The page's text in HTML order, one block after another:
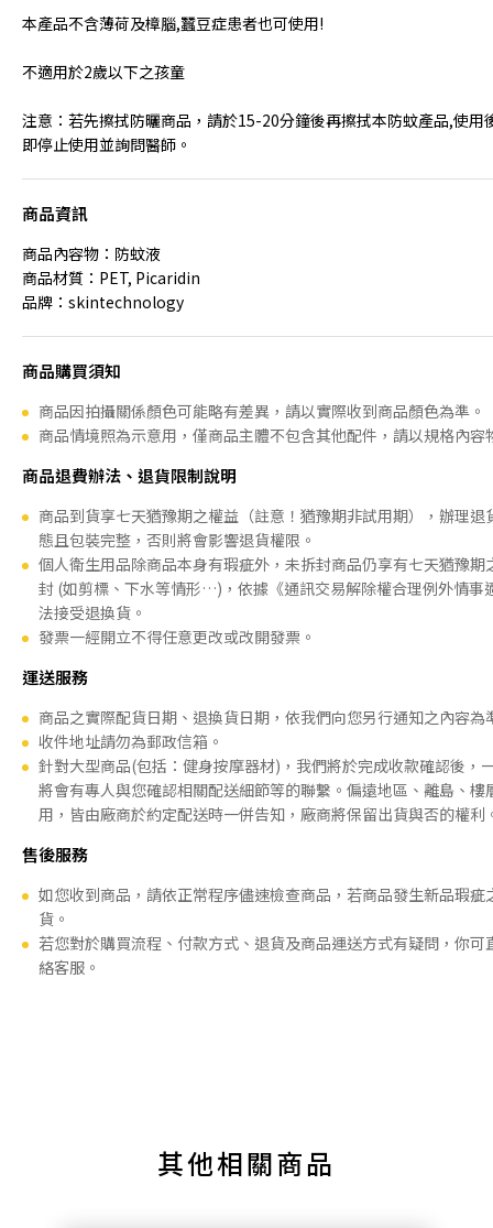
本產品不含薄荷及樟腦,蠶豆症患者也可使用!
不適用於2歲以下之孩童
注意：若先擦拭防曬商品，請於15-20分鐘後再擦拭本防蚊產品,使用
即停止使用並詢問醫師。
商品資訊
商品內容物：防蚊液
商品材質：PET, Picaridin
品牌：skintechnology
商品購買須知
商品因拍攝關係顏色可能略有差異，請以實際收到商品顏色為準。
商品情境照為示意用，僅商品主體不包含其他配件，請以規格內容
商品退費辦法、退貨限制說明
商品到貨享七天猶豫期之權益（註意！猶豫期非試用期），辦理退
態且包裝完整，否則將會影響退貨權限。
個人衛生用品除商品本身有瑕疵外，未拆封商品仍享有七天猶豫期
封 (如剪標、下水等情形…)，依據《通訊交易解除權合理例外情事
法接受退換貨。
發票一經開立不得任意更改或改開發票。
運送服務
商品之實際配貨日期、退換貨日期，依我們向您另行通知之內容為
收件地址請勿為郵政信箱。
針對大型商品(包括：健身按摩器材)，我們將於完成收款確認後，
將會有專人與您確認相關配送細節等的聯繫。偏遠地區、離島、樓
用，皆由廠商於約定配送時一併告知，廠商將保留出貨與否的權利
售後服務
如您收到商品，請依正常程序儘速檢查商品，若商品發生新品瑕疵
貨。
若您對於購買流程、付款方式、退貨及商品運送方式有疑問，你
絡客服。
其他相關商品